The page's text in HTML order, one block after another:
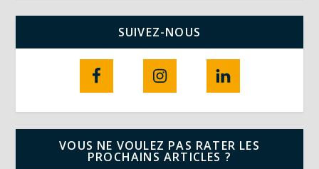
SUIVEZ-NOUS
VOUS NE VOULEZ PAS RATER LES
PROCHAINS ARTICLES ?